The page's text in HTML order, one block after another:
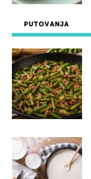
PUTOVANJA